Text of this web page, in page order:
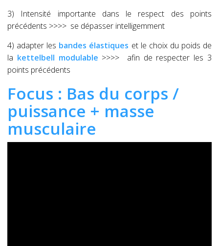
3) Intensité importante dans le respect des points
précédents >>>> se dépasser intelligemment
4) adapter les bandes élastiques et le choix du poids de
la kettelbell modulable >>>>
afin de respecter les 3
points précédents
Focus : Bas du corps /
puissance + masse
musculaire